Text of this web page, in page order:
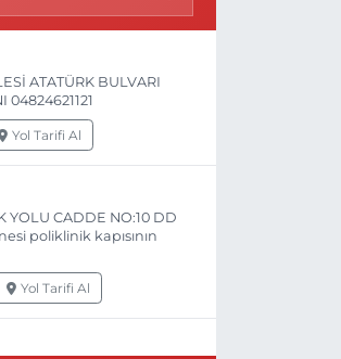
ATATÜRK BULVARI
04824621121
Yol Tarifi Al
YOLU CADDE NO:10 DD
poliklinik kapısının
Yol Tarifi Al